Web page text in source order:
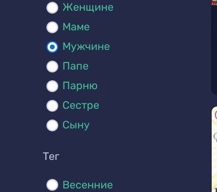
Женщине
Маме
Мужчине
Папе
Парню
Сестре
Сыну
Тег
Весенние